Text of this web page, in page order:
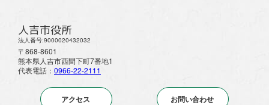
人吉市役所
法人番号:9000020432032
〒868-8601
熊本県人吉市西間下町7番地1
代表電話： 0966-22-2111
アクセス お問い合わせ